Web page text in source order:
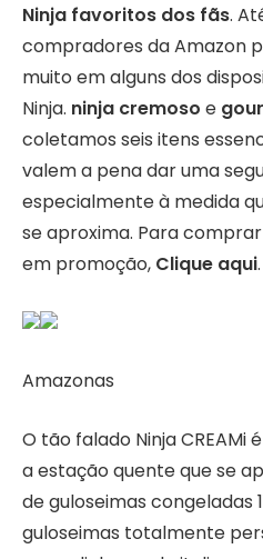
Ninja favoritos dos fãs.
compradores da Amazon
muito em alguns dos
Ninja. ninja cremoso e
coletamos seis itens
valem a pena dar uma
especialmente à medida
se aproxima. Para
em promoção, Clique aqui.
Amazonas
O tão falado Ninja CREAMi
a estação quente que se
de guloseimas congeladas
guloseimas totalmente